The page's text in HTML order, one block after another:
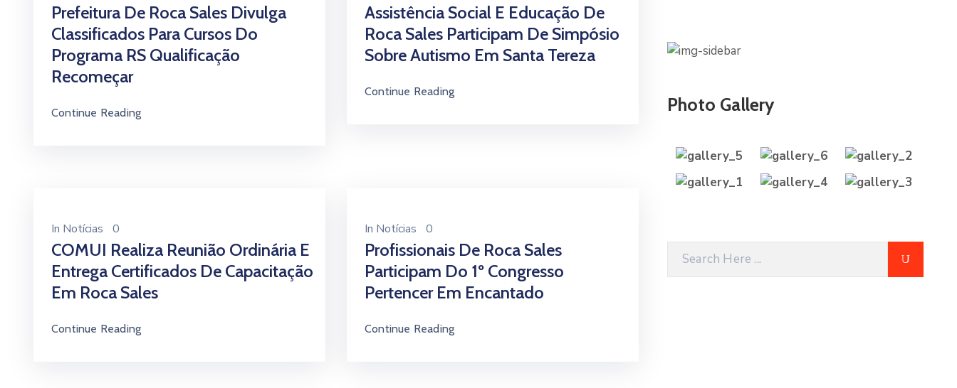
Prefeitura De Roca Sales Divulga
Classificados Para Cursos Do
Programa RS Qualificação
Recomeçar
Continue Reading
Assistência Social E Educação De
Roca Sales Participam De Simpósio
Sobre Autismo Em Santa Tereza
Continue Reading
In Notícias 0
COMUI Realiza Reunião Ordinária E
Entrega Certificados De Capacitação
Em Roca Sales
Continue Reading
In Notícias 0
Profissionais De Roca Sales
Participam Do 1º Congresso
Pertencer Em Encantado
Continue Reading
Photo Gallery